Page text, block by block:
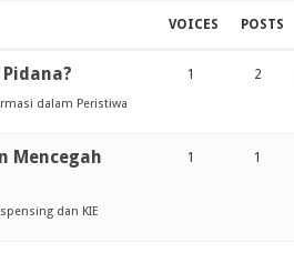
VOICES POSTS
dalam Peristiwa
1 2
Mencegah
dan KIE
1 1